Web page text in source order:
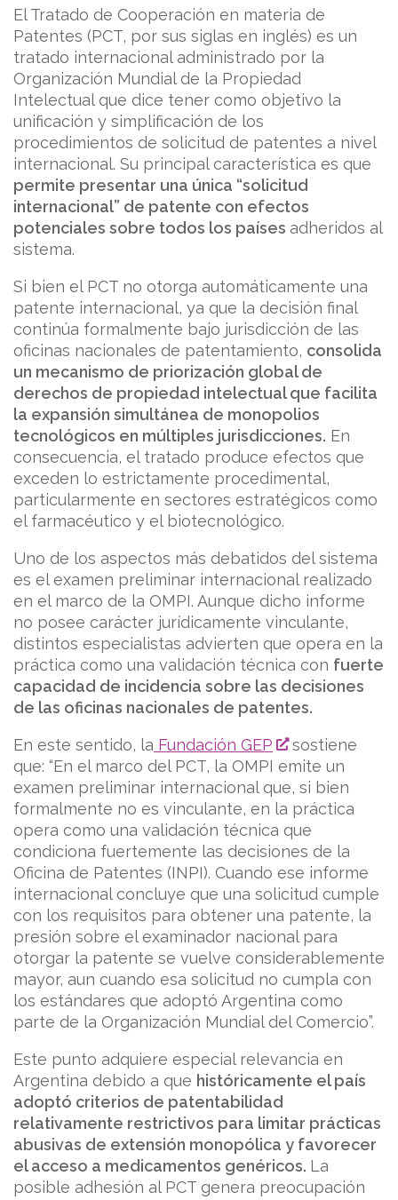
El Tratado de Cooperación en materia de
Patentes (PCT, por sus siglas en inglés) es un
tratado internacional administrado por la
Organización Mundial de la Propiedad
Intelectual que dice tener como objetivo la
unificación y simplificación de los
procedimientos de solicitud de patentes a nivel
internacional. Su principal característica es que
permite presentar una única “solicitud
internacional” de patente con efectos
potenciales sobre todos los países adheridos al
sistema.
Si bien el PCT no otorga automáticamente una
patente internacional, ya que la decisión final
continúa formalmente bajo jurisdicción de las
oficinas nacionales de patentamiento, consolida
un mecanismo de priorización global de
derechos de propiedad intelectual que facilita
la expansión simultánea de monopolios
tecnológicos en múltiples jurisdicciones. En
consecuencia, el tratado produce efectos que
exceden lo estrictamente procedimental,
particularmente en sectores estratégicos como
el farmacéutico y el biotecnológico.
Uno de los aspectos más debatidos del sistema
es el examen preliminar internacional realizado
en el marco de la OMPI. Aunque dicho informe
no posee carácter jurídicamente vinculante,
distintos especialistas advierten que opera en la
práctica como una validación técnica con fuerte
capacidad de incidencia sobre las decisiones
de las oficinas nacionales de patentes.
En este sentido, la Fundación GEP
sostiene
que: “En el marco del PCT, la OMPI emite un
examen preliminar internacional que, si bien
formalmente no es vinculante, en la práctica
opera como una validación técnica que
condiciona fuertemente las decisiones de la
Oficina de Patentes (INPI). Cuando ese informe
internacional concluye que una solicitud cumple
con los requisitos para obtener una patente, la
presión sobre el examinador nacional para
otorgar la patente se vuelve considerablemente
mayor, aun cuando esa solicitud no cumpla con
los estándares que adoptó Argentina como
parte de la Organización Mundial del Comercio”.
Este punto adquiere especial relevancia en
Argentina debido a que históricamente el país
adoptó criterios de patentabilidad
relativamente restrictivos para limitar prácticas
abusivas de extensión monopólica y favorecer
el acceso a medicamentos genéricos. La
posible adhesión al PCT genera preocupación